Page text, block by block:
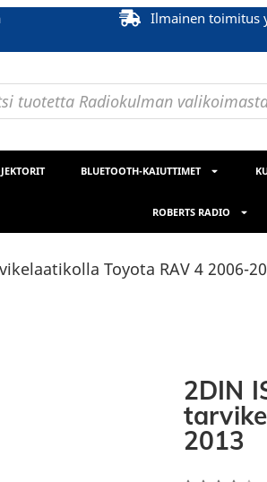
Ilmainen toimitus
BLUETOOTH-KAIUTTIMET
ROBERTS RADIO
Toyota RAV 4 2006-
2DIN
2013